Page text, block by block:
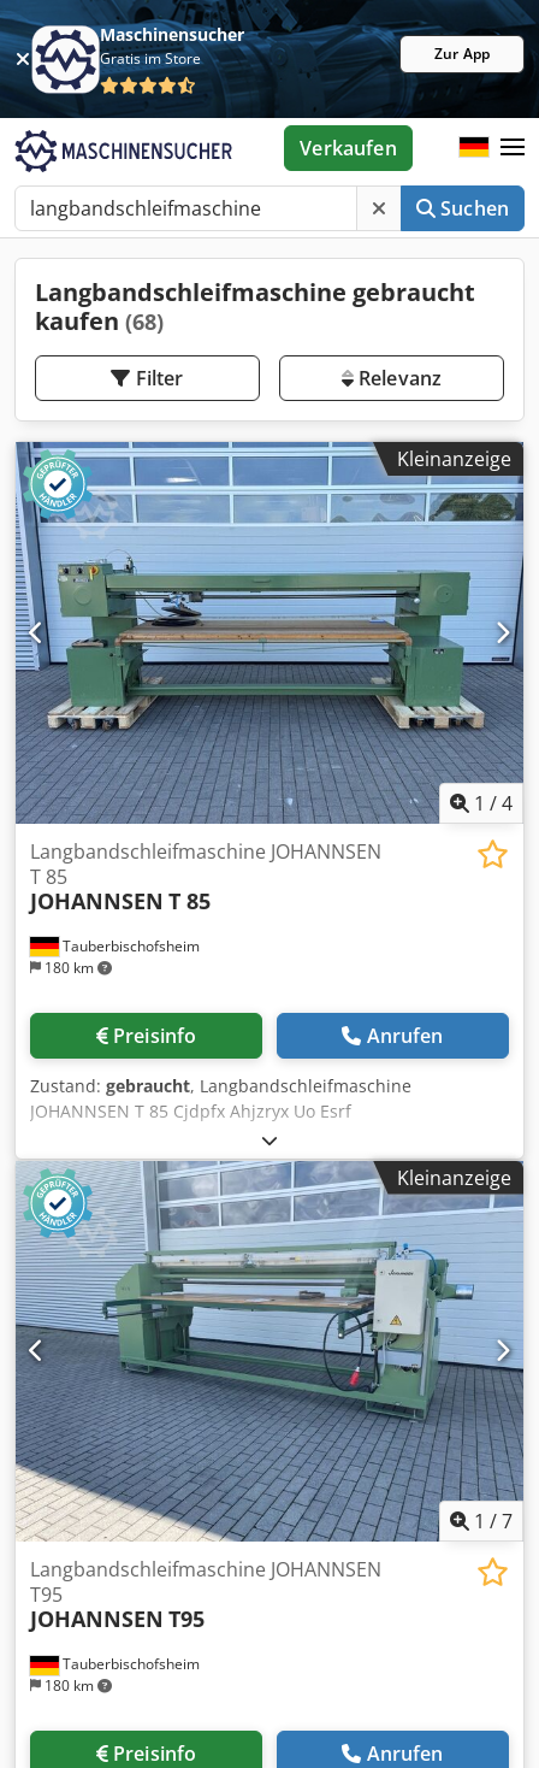
Maschinensucher
Gratis im Store Zur App
Suchen
Verkaufen
Langbandschleifmaschine gebraucht
kaufen (68)
Filter Relevanz
Kleinanzeige
1 /4
Tauberbischofsheim
180 km
Langbandschleifmaschine JOHANNSEN
T 85
JOHANNSEN T 85
Preisinfo Anrufen
Zustand: gebraucht, Langbandschleifmaschine
JOHANNSEN T 85 Cjdpfx Ahjzryx Uo Esrf
Kleinanzeige
1 /7
Tauberbischofsheim
180 km
Langbandschleifmaschine JOHANNSEN
T95
JOHANNSEN T95
Preisinfo Anrufen